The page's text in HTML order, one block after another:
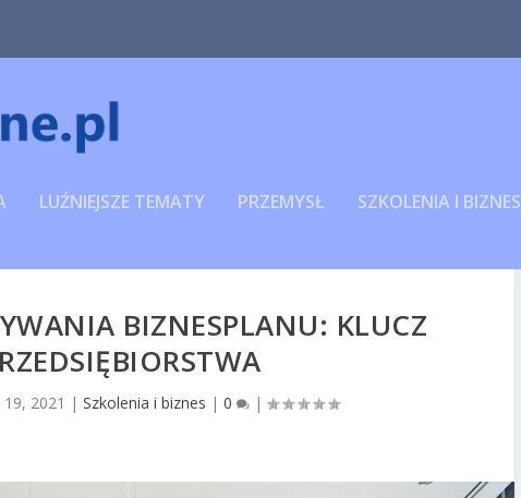
LUŹNIEJSZE TEMATY PRZEMYSŁ SZKOLENIA I BIZNES
BIZNESPLANU: KLUCZ
19, 2021 | Szkolenia i biznes | 0 |